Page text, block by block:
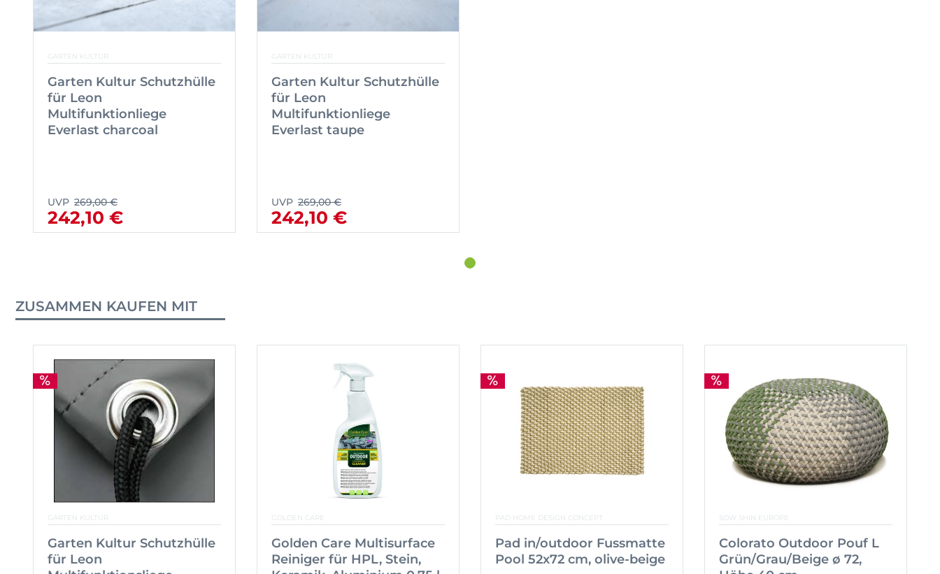
GARTEN KULTUR
Garten Kultur Schutzhülle
für Leon
Multifunktionliege
Everlast charcoal
UVP 269,00 €
242,10 €
GARTEN KULTUR
Garten Kultur Schutzhülle
für Leon
Multifunktionliege
Everlast taupe
UVP 269,00 €
242,10 €
ZUSAMMEN KAUFEN MIT
GARTEN KULTUR
Garten Kultur Schutzhülle
für Leon
GOLDEN CARE
Golden Care Multisurface
Reiniger für HPL, Stein,
PAD HOME DESIGN CONCEPT
Pad in/outdoor Fussmatte
Pool 52x72 cm, olive-beige
SOW SHIN EUROPE
Colorato Outdoor Pouf L
Grün/Grau/Beige ø 72,